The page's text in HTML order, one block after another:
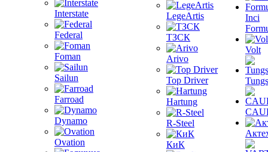
Interstate
Federal
Foman
Sailun
Farroad
Dynamo
Ovation
LegeArtis
ТЗСК
Arivo
Top Driver
Hartung
R-Steel
КиК
Inci
Volt